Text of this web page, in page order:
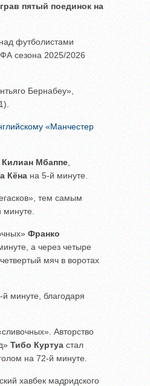
пятый поединок на
футболистами
сезона 2025/2026
Бернабеу»,
«Манчестер
Килиан Мбаппе
Кёна на 5-й минуте.
тем самым
Франко
а через четыре
мяч в воротах
й минуте, благодаря
Авторство
Тибо Куртуа стал
на 72-й минуте.
хавбек мадридского